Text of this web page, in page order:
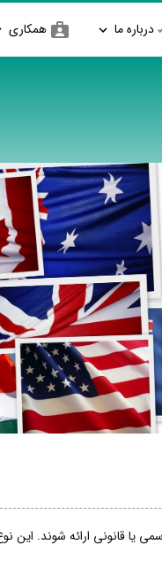
درباره ما همکاری
یا قانونی ارائه شوند. این